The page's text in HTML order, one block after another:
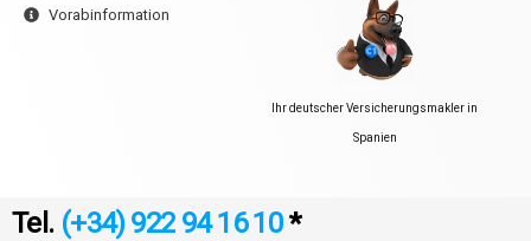
Vorabinformation
Ihr deutscher Versicherungsmakler in
Spanien
Tel.(+34) 922 94 16 10*